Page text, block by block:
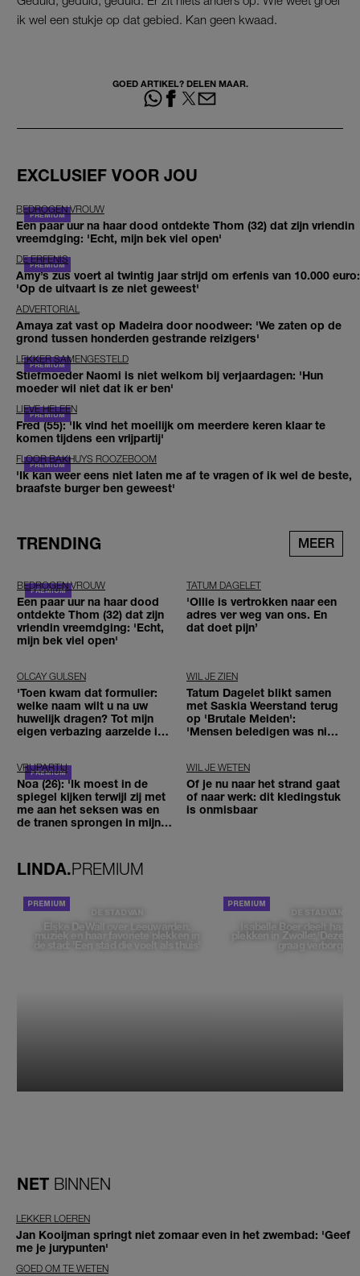
ik wel een stukje op dat gebied. Kan geen kwaad.
GOED ARTIKEL? DELEN MAAR.
EXCLUSIEF VOOR JOU
BEDROGEN VROUW
Een paar uur na haar dood ontdekte Thom (32) dat zijn vriendin
vreemdging: 'Echt, mijn bek viel open'
DE ERFENIS
Amy’s zus voert al twintig jaar strijd om erfenis van 10.000 euro:
'Op de uitvaart is ze niet geweest'
ADVERTORIAL
Amaya zat vast op Madeira door noodweer: 'We zaten op de
grond tussen honderden gestrande reizigers'
LEKKER SAMENGESTELD
Stiefmoeder Naomi is niet welkom bij verjaardagen: 'Hun
moeder wil niet dat ik er ben'
LIEVE HELEEN
Fred (55): 'Ik vind het moeilijk om meerdere keren klaar te
komen tijdens een vrijpartij'
FLOOR BAKHUYS ROOZEBOOM
'Ik kan weer eens niet laten me af te vragen of ik wel de beste,
braafste burger ben geweest'
TRENDING MEER
BEDROGEN VROUW
Een paar uur na haar dood
ontdekte Thom (32) dat zijn
vriendin vreemdging: 'Echt,
mijn bek viel open'
TATUM DAGELET
'Ollie is vertrokken naar een
adres ver weg van ons. En
dat doet pijn’
OLCAY GULSEN
'Toen kwam dat formulier:
welke naam wilt u na uw
huwelijk dragen? Tot mijn
eigen verbazing aarzelde ik
WIL JE ZIEN
Tatum Dagelet blikt samen
met Saskia Weerstand terug
op 'Brutale Meiden':
'Mensen beledigen was niet
VRIJPARTIJ
Noa (26): 'Ik moest in de
spiegel kijken terwijl zij met
me aan het seksen was en
de tranen sprongen in mijn
WIL JE WETEN
Of je nu naar het strand gaat
of naar werk: dit kledingstuk
is onmisbaar
LINDA.PREMIUM
DE STAD VAN
Elske DeWall over Leeuwarden,
muziek en haar favoriete plekken in
de stad: 'Een stad die voelt als thuis'
DE STAD VAN
Isabelle Boer deelt haar
plekken in Zwolle: 'Deze
graag verborgen'
NET BINNEN
LEKKER LOEREN
Jan Kooijman springt niet zomaar even in het zwembad: 'Geef
me je jurypunten'
GOED OM TE WETEN